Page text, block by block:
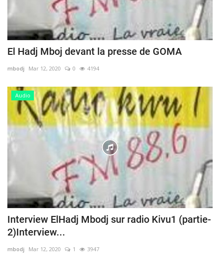
El Hadj Mboj devant la presse de GOMA
mbodj Mar 12, 2020 0 4194
Audio
Interview ElHadj Mbodj sur radio Kivu1 (partie-
2)Interview...
mbodj Mar 12, 2020 1 3947